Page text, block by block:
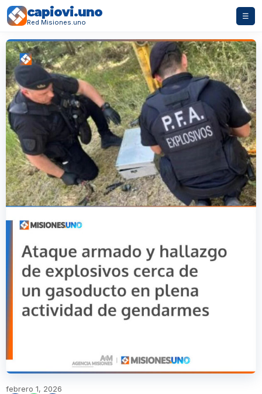
capiovi.uno
Red Misiones.uno
☰
febrero 1, 2026